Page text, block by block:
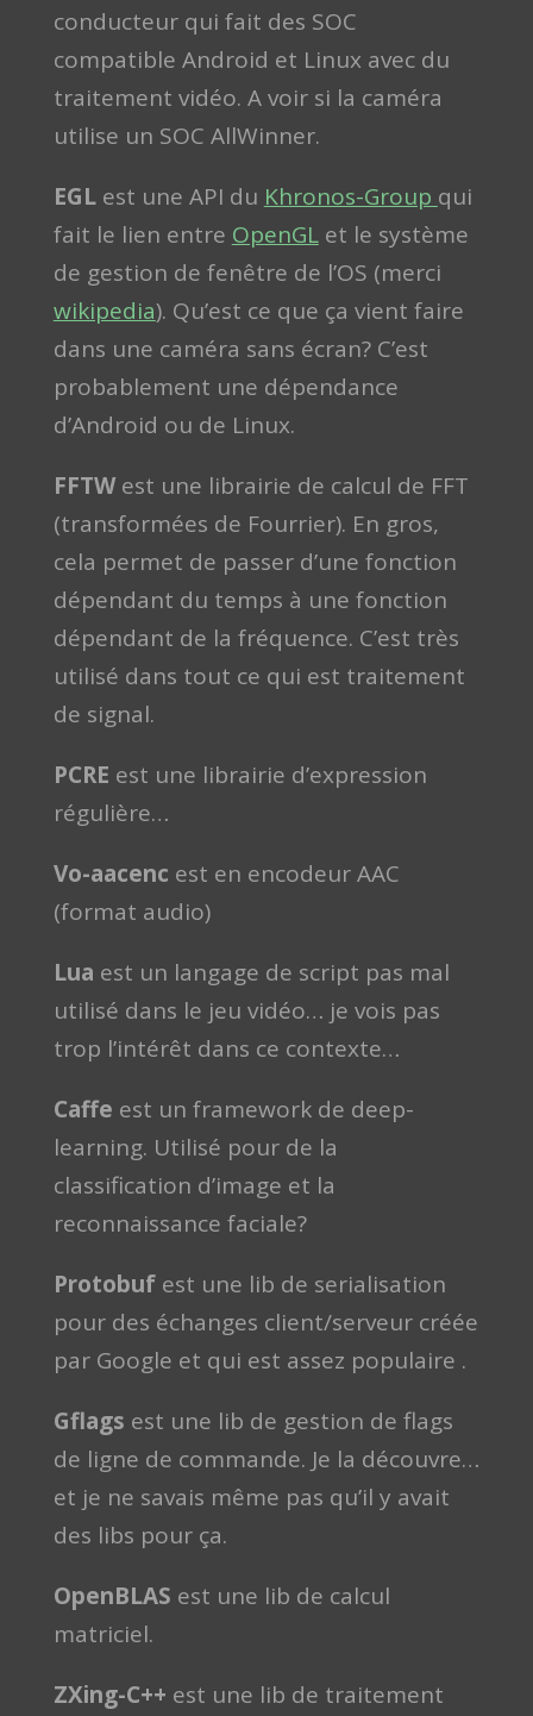
conducteur qui fait des SOC
compatible Android et Linux avec du
traitement vidéo. A voir si la caméra
utilise un SOC AllWinner.
EGLest une API du Khronos-Group qui
fait le lien entre OpenGLet le système
de gestion de fenêtre de l’OS (merci
wikipedia). Qu’est ce que ça vient faire
dans une caméra sans écran? C’est
probablement une dépendance
d’Android ou de Linux.
FFTWest une librairie de calcul de FFT
(transformées de Fourrier). En gros,
cela permet de passer d’une fonction
dépendant du temps à une fonction
dépendant de la fréquence. C’est très
utilisé dans tout ce qui est traitement
de signal.
PCRE est une librairie d’expression
régulière…
Vo-aacenc est en encodeur AAC
(format audio)
Lua est un langage de script pas mal
utilisé dans le jeu vidéo… je vois pas
trop l’intérêt dans ce contexte…
Caffe est un framework de deep-
learning. Utilisé pour de la
classification d’image et la
reconnaissance faciale?
Protobuf est une lib de serialisation
pour des échanges client/serveur créée
par Google et qui est assez populaire .
Gflags est une lib de gestion de flags
de ligne de commande. Je la découvre…
et je ne savais même pas qu’il y avait
des libs pour ça.
OpenBLAS est une lib de calcul
matriciel.
ZXing-C++ est une lib de traitement